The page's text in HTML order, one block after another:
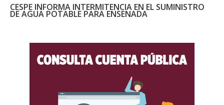
CESPE INFORMA INTERMITENCIA EN EL SUMINISTRO
DE AGUA POTABLE PARA ENSENADA